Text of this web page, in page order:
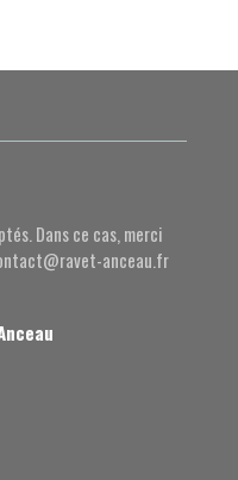
Dans ce cas, merci
anceau.fr